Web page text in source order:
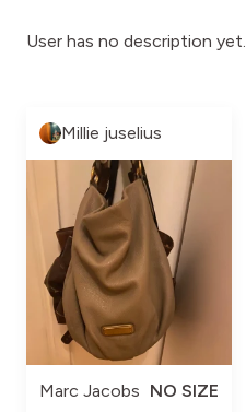
User has no description yet.
Millie juselius
Marc Jacobs NO SIZE